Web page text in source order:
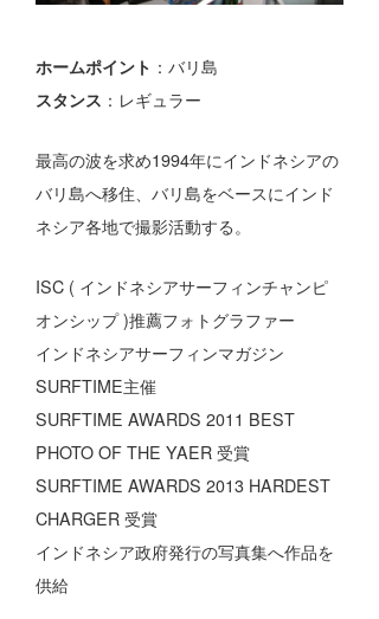
ホームポイント ：バリ島
スタンス ：レギュラー
最高の波を求め1994年にインドネシアの
バリ島へ移住、バリ島をベースにインド
ネシア各地で撮影活動する。
ISC ( インドネシアサーフィンチャンピ
オンシップ )推薦フォトグラファー
インドネシアサーフィンマガジン
SURFTIME主催
SURFTIME AWARDS 2011 BEST
PHOTO OF THE YAER 受賞
SURFTIME AWARDS 2013 HARDEST
CHARGER 受賞
インドネシア政府発行の写真集へ作品を
供給